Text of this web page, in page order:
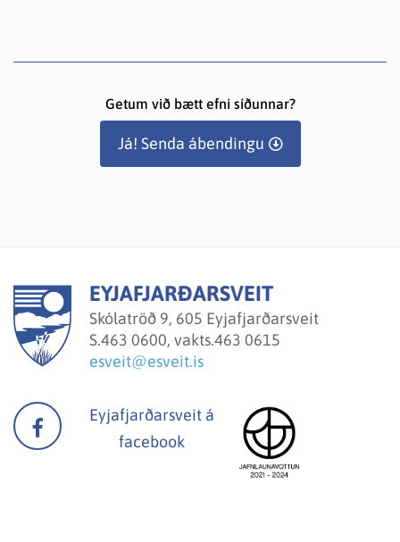
Getum við bætt efni síðunnar?
Já! Senda ábendingu
EYJAFJARÐARSVEIT
Skólatröð 9, 605 Eyjafjarðarsveit
S.463 0600, vakts.463 0615
esveit@esveit.is
Eyjafjarðarsveit á
facebook